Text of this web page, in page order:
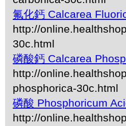
氟化鈣 Calcarea
http://
30c.html
磷酸鈣 Calcarea
http://
phosphorica-30c.html
磷酸 Phosphoricum
http://